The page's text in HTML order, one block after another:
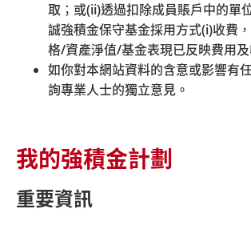
取；或(ii)透過扣除成員賬戶中的單
誠強積金保守基金採用方式(i)收費
格/資產淨值/基金表現已反映費用
如你對本網站資料的含意或影響有
詢專業人士的獨立意見。
我的強積金計劃
重要資訊
2017年5月
(以發出日
如相關計劃成員不欲
資策略」的安排，他
投資策略重新投資通
期的42日內（即
*請注意，相關計劃